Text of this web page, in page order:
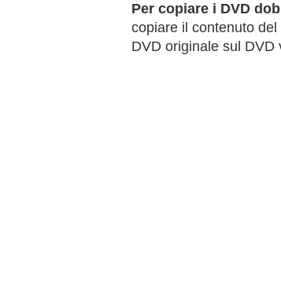
Per copiare i DVD
copiare il contenuto
DVD originale sul DVD